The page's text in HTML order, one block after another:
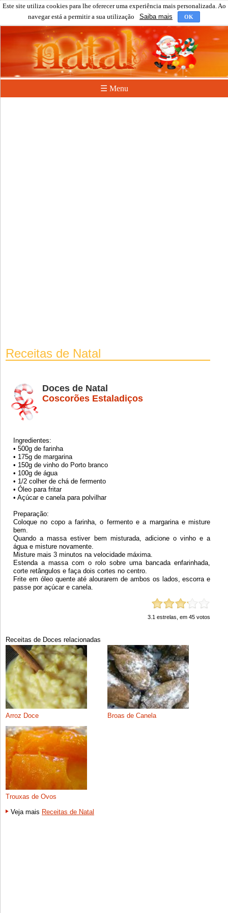
Este site utiliza cookies para lhe oferecer uma experiência mais personalizada. Ao
navegar está a permitir a sua utilização
Saiba mais OK
☰ Menu
Receitas de Natal
Doces de Natal
Coscorões Estaladiços
Ingredientes:
• 500g de farinha
• 175g de margarina
• 150g de vinho do Porto branco
• 100g de água
• 1/2 colher de chá de fermento
• Óleo para fritar
• Açúcar e canela para polvilhar
Preparação:
Coloque no copo a farinha, o fermento e a margarina e misture
bem.
Quando a massa estiver bem misturada, adicione o vinho e a
água e misture novamente.
Misture mais 3 minutos na velocidade máxima.
Estenda a massa com o rolo sobre uma bancada enfarinhada,
corte retângulos e faça dois cortes no centro.
Frite em óleo quente até alourarem de ambos os lados, escorra e
passe por açúcar e canela.
3.1 estrelas, em45 votos
Receitas de Doces relacionadas
Arroz Doce Broas de Canela
Trouxas de Ovos
Veja mais Receitas de Natal